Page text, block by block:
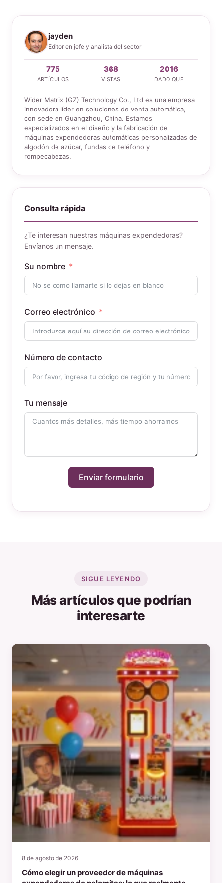
jayden
Editor en jefe y analista del sector
775
ARTÍCULOS
368
VISTAS
2016
DADO QUE
Wider Matrix (GZ) Technology Co., Ltd es una empresa
innovadora líder en soluciones de venta automática,
con sede en Guangzhou, China. Estamos
especializados en el diseño y la fabricación de
máquinas expendedoras automáticas personalizadas de
algodón de azúcar, fundas de teléfono y
rompecabezas.
Consulta rápida
¿Te interesan nuestras máquinas expendedoras?
Envíanos un mensaje.
Su nombre
Correo electrónico
Número de contacto
Tu mensaje
Enviar formulario
SIGUE LEYENDO
Más artículos que podrían
interesarte
8 de agosto de 2026
Cómo elegir un proveedor de máquinas